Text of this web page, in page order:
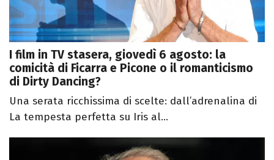
I film in TV stasera, giovedì 6 agosto: la
comicità di Ficarra e Picone o il romanticismo
di Dirty Dancing?
Una serata ricchissima di scelte: dall’adrenalina di
La tempesta perfetta su Iris al...